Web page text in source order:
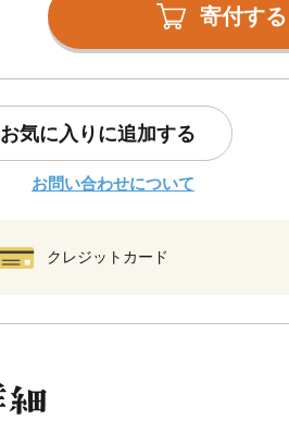
寄付する
お気に入りに追加する
お問い合わせについて
クレジットカード